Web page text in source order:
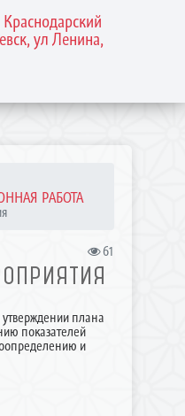
Краснодарский
ул Ленина,
РАБОТА
61
утверждении плана
показателей
и